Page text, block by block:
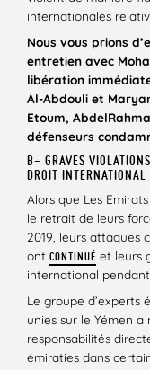
internationales
Nous vous prions
entretien avec
libération
Al-Abdouli et
Etoum,
défenseurs
B- GRAVES
DROIT
Alors que Les
le retrait de leurs
2019, leurs attaques
ont CONTINUÉ et leurs
international
Le groupe d’experts
unies sur le Yémen a
responsabilités
émiraties dans